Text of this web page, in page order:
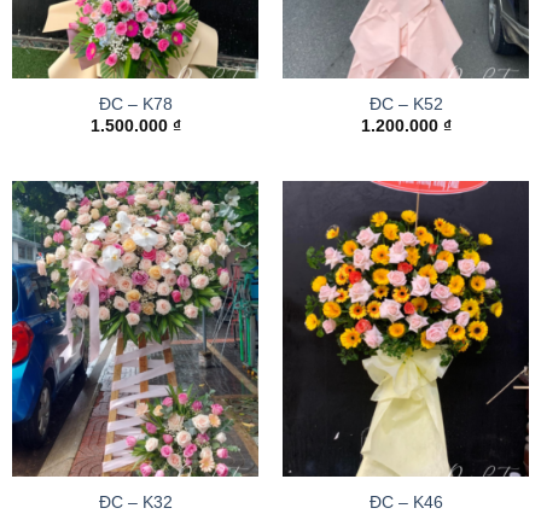
ĐC – K78
1.500.000 ₫
ĐC – K52
1.200.000 ₫
ĐC – K32
ĐC – K46